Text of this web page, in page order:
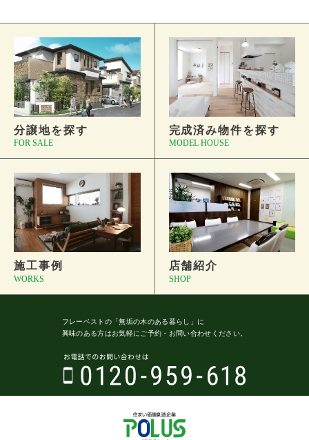
分譲地を探す
FOR SALE
完成済み物件を探す
MODEL HOUSE
施工事例
WORKS
店舗紹介
SHOP
フレーベストの 「無垢の木のある暮らし」に
興味のある方はお気軽にご予約・ お問い合わせください。